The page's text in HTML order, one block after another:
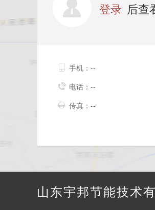
登录 后查
手机：--
电话：--
传真：--
山东宇邦节能技术